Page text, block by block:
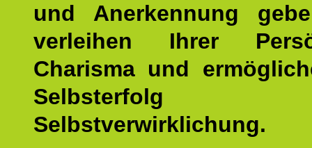
und Anerkennung
verleihen Ihrer
Charisma und
Selbstverwirklichung.